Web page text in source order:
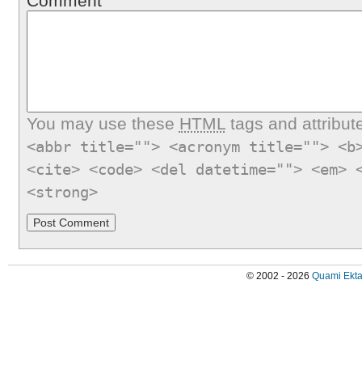
You may use these HTMLtags and
<abbr title=""> <acronym title="">
<cite> <code> <del datetime="">
<strong>
© 2002 - 2026 Quami